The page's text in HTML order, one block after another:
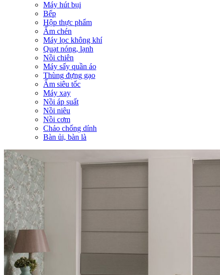
Máy hút bụi
Bếp
Hộp thực phẩm
Ấm chén
Máy lọc không khí
Quạt nóng, lạnh
Nồi chiên
Máy sấy quần áo
Thùng đựng gạo
Ấm siêu tốc
Máy xay
Nồi áp suất
Nồi niêu
Nồi cơm
Chảo chống dính
Bàn ủi, bàn là